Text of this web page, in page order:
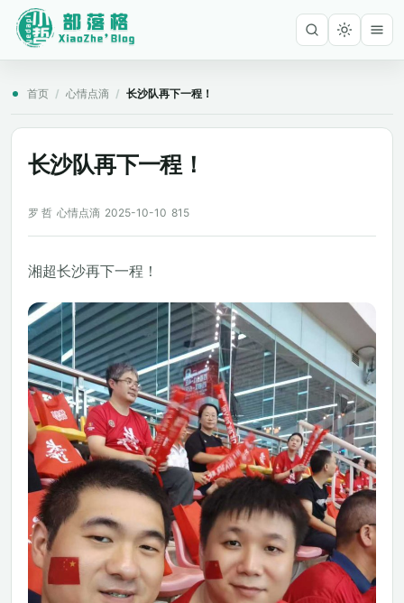
首页 / 心情点滴 / 长沙队再下一程！
长沙队再下一程！
罗 哲 心情点滴 2025-10-10 815
湘超长沙再下一程！